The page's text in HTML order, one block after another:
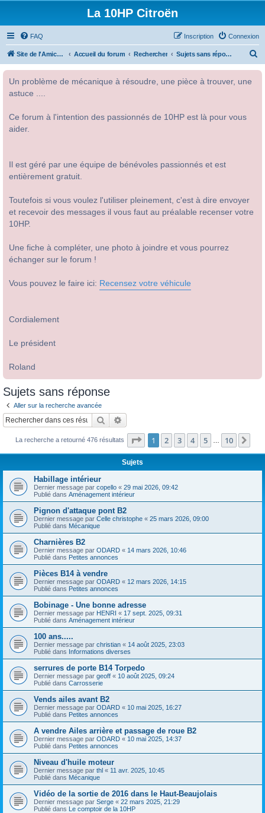
La 10HP Citroën
FAQ Connexion
Inscription
Site de l'Amicale Citroën 10HP Accueil du forum Rechercher Sujets sans réponse
Un problème de mécanique à résoudre, une pièce à trouver, une
astuce ....
Ce forum à l'intention des passionnés de 10HP est là pour vous
aider.
Il est géré par une équipe de bénévoles passionnés et est
entièrement gratuit.
Toutefois si vous voulez l'utiliser pleinement, c'est à dire envoyer
et recevoir des messages il vous faut au préalable recenser votre
10HP.
Une fiche à compléter, une photo à joindre et vous pourrez
échanger sur le forum !
Vous pouvez le faire ici: Recensez votre véhicule
Cordialement
Le président
Roland
Sujets sans réponse
Aller sur la recherche avancée
Rechercher
La recherche a retourné 476 résultats Page 1sur10
1 2 3 4 5 10
Sujets
Habillage intérieur
Dernier message par copello « 29 mai 2026, 09:42
Publié dans Aménagement intérieur
Pignon d'attaque pont B2
Dernier message par Celle christophe « 25 mars 2026, 09:00
Publié dans Mécanique
Charnières B2
Dernier message par ODARD « 14 mars 2026, 10:46
Publié dans Petites annonces
Pièces B14 à vendre
Dernier message par ODARD « 12 mars 2026, 14:15
Publié dans Petites annonces
Bobinage - Une bonne adresse
Dernier message par HENRI « 17 sept. 2025, 09:31
Publié dans Aménagement intérieur
100 ans.....
Dernier message par christian « 14 août 2025, 23:03
Publié dans Informations diverses
serrures de porte B14 Torpedo
Dernier message par geoff « 10 août 2025, 09:24
Publié dans Carrosserie
Vends ailes avant B2
Dernier message par ODARD « 10 mai 2025, 16:27
Publié dans Petites annonces
A vendre Ailes arrière et passage de roue B2
Dernier message par ODARD « 10 mai 2025, 14:37
Publié dans Petites annonces
Niveau d'huile moteur
Dernier message par thl « 11 avr. 2025, 10:45
Publié dans Mécanique
Vidéo de la sortie de 2016 dans le Haut-Beaujolais
Dernier message par Serge « 22 mars 2025, 21:29
Publié dans Le comptoir de la 10HP